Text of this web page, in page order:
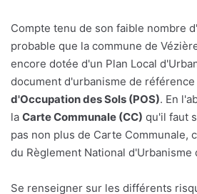
Compte tenu de son faible nombre
probable que la commune de
encore dotée d'un Plan Local
document d'urbanisme de
d'Occupation des Sols (POS). En
la Carte Communale (CC) qu'il faut
pas non plus de Carte Communale,
du Règlement National d'Urbanisme
Se renseigner sur les différents